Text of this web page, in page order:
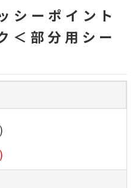
シーポイント
＜部分用シー